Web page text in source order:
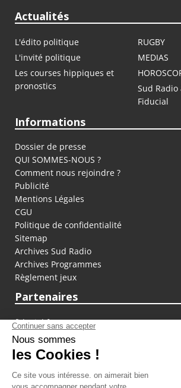
Actualités
L'édito politique
RUGBY
L'invité politique
MEDIAS
Les courses hippiques et
pronostics
Sud Radio
Fiducial
Informations
Dossier de presse
QUI SOMMES-NOUS ?
Comment nous rejoindre ?
Publicité
Mentions Légales
CGU
Politique de confidentialité
Sitemap
Archives Sud Radio
Archives Programmes
Règlement jeux
Partenaires
fiducial.fr
lyoncapitale.fr
olympique-et-lyonnais.com
L'application Iphone / Android